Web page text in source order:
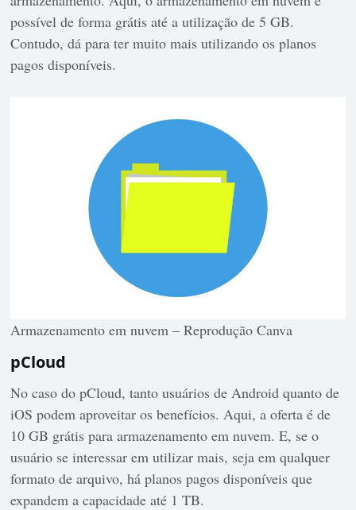
possível de forma grátis até a utilização de 5 GB.
Contudo, dá para ter muito mais utilizando os planos
pagos disponíveis.
Armazenamento em nuvem – Reprodução Canva
pCloud
No caso do pCloud, tanto usuários de Android quanto de
iOS podem aproveitar os benefícios. Aqui, a oferta é de
10 GB grátis para armazenamento em nuvem. E, se o
usuário se interessar em utilizar mais, seja em qualquer
formato de arquivo, há planos pagos disponíveis que
expandem a capacidade até 1 TB.